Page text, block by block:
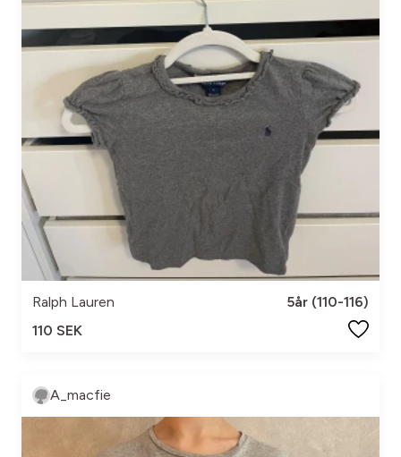
Ralph Lauren
5år (110-116)
110 SEK
A_macfie